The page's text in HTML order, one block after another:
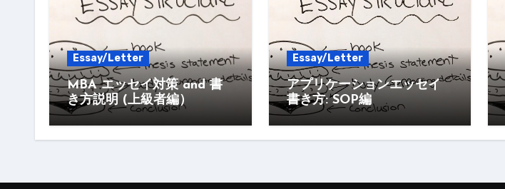
Essay/Letter
MBA エッセイ対策 and 書
き方説明 (上級者編）
Essay/Letter
アプリケーションエッセイ
書き方: SOP編